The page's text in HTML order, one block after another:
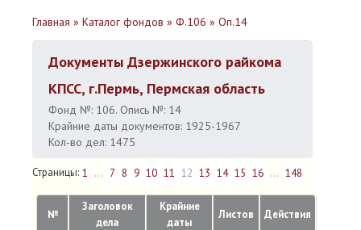
Главная » Каталог фондов » Ф.106 » Оп.14
Документы Дзержинского райкома
КПСС, г.Пермь, Пермская область
Фонд №: 106. Опись №: 14
Крайние даты документов: 1925-1967
Кол-во дел: 1475
Страницы: 1 ... 7 8 9 10 11 12 13 14 15 16 ... 148
№
Заголовок
дела
Крайние
даты
Листов Действия